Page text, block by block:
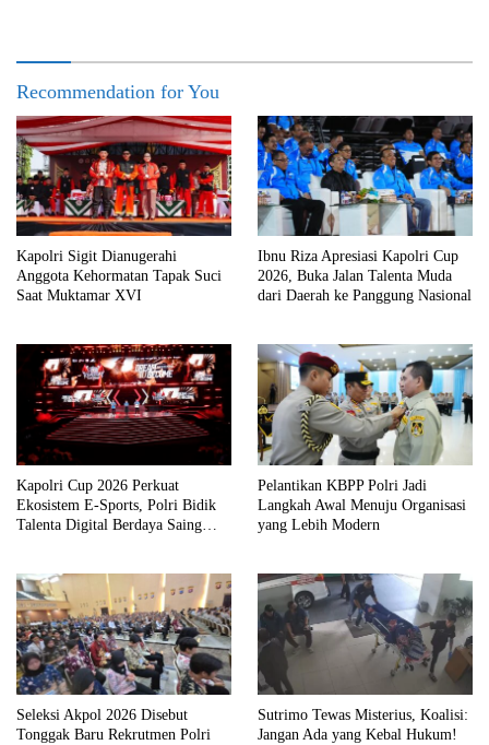
Recommendation for You
Kapolri Sigit Dianugerahi
Anggota Kehormatan Tapak Suci
Saat Muktamar XVI
Ibnu Riza Apresiasi Kapolri Cup
2026, Buka Jalan Talenta Muda
dari Daerah ke Panggung Nasional
Kapolri Cup 2026 Perkuat
Ekosistem E-Sports, Polri Bidik
Talenta Digital Berdaya Saing
Pelantikan KBPP Polri Jadi
Langkah Awal Menuju Organisasi
yang Lebih Modern
Seleksi Akpol 2026 Disebut
Tonggak Baru Rekrutmen Polri
Sutrimo Tewas Misterius, Koalisi:
Jangan Ada yang Kebal Hukum!